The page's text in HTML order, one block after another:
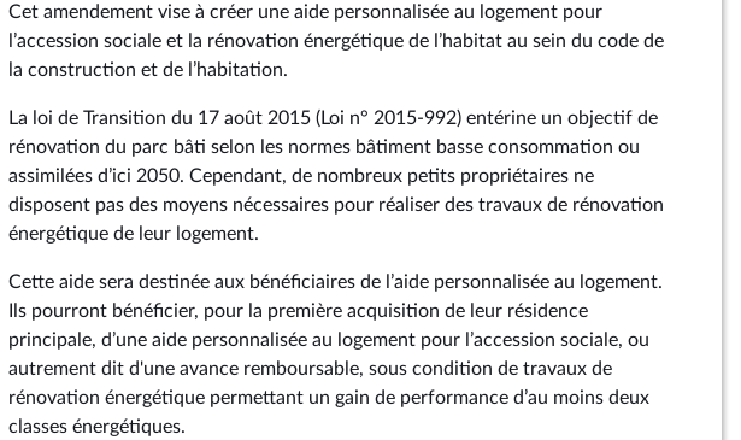
Cet amendement vise à créer une aide personnalisée au logement pour
l’accession sociale et la rénovation énergétique de l’habitat au sein du code de
la construction et de l’habitation.
La loi de Transition du 17 août 2015 (Loi n° 2015‑992) entérine un objectif de
rénovation du parc bâti selon les normes bâtiment basse consommation ou
assimilées d’ici 2050. Cependant, de nombreux petits propriétaires ne
disposent pas des moyens nécessaires pour réaliser des travaux de rénovation
énergétique de leur logement.
Cette aide sera destinée aux bénéficiaires de l’aide personnalisée au logement.
Ils pourront bénéficier, pour la première acquisition de leur résidence
principale, d’une aide personnalisée au logement pour l’accession sociale, ou
autrement dit d'une avance remboursable, sous condition de travaux de
rénovation énergétique permettant un gain de performance d’au moins deux
classes énergétiques.